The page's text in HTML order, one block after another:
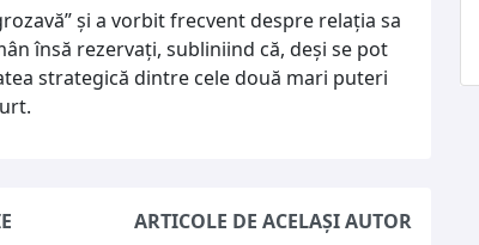
și a vorbit frecvent despre relația sa
însă rezervați, subliniind că, deși se pot
strategică dintre cele două mari puteri
ARTICOLE DE ACELAȘI AUTOR